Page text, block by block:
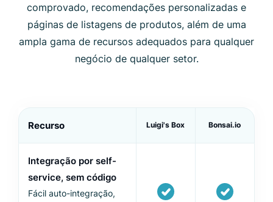
comprovado, recomendações personalizadas e
páginas de listagens de produtos, além de uma
ampla gama de recursos adequados para qualquer
negócio de qualquer setor.
Recurso Luigi's Box Bonsai.io
Integração por self-
service, sem código
Fácil auto-integração,